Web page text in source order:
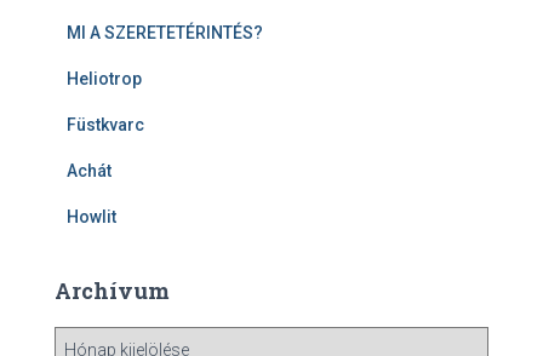
MI A SZERETETÉRINTÉS?
Heliotrop
Füstkvarc
Achát
Howlit
Archívum